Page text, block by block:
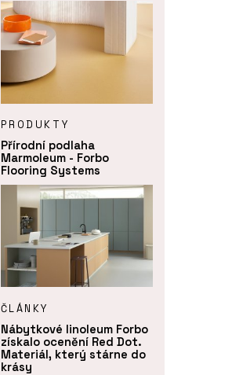
PRODUKTY
Přírodní podlaha
Marmoleum - Forbo
Flooring Systems
ČLÁNKY
Nábytkové linoleum Forbo
získalo ocenění Red Dot.
Materiál, který stárne do
krásy